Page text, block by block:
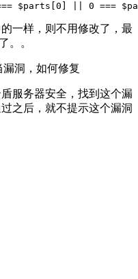
$parts[0] || 0 ===
一样，则不用修改了，最
。。
服务器安全，找到这个漏
之后，就不提示这个漏洞